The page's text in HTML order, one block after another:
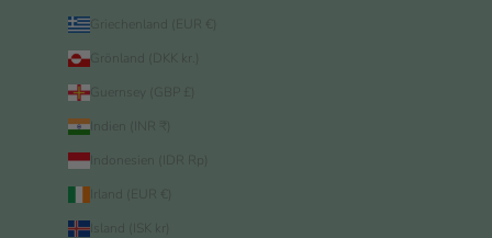
Griechenland (EUR €)
Grönland (DKK kr.)
Guernsey (GBP £)
Indien (INR ₹)
Indonesien (IDR Rp)
Irland (EUR €)
Island (ISK kr)